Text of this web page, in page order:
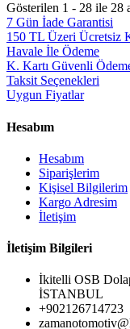
Gösterilen 1 - 28 ile 28
7 Gün İade Garantisi
150 TL Üzeri Ücretsiz
Havale İle Ödeme
K. Kartı Güvenli
Taksit Seçenekleri
Uygun Fiyatlar
Hesabım
Hesabım
Siparişlerim
Kişisel Bilgilerim
Kargo Adresim
İletişim
İletişim Bilgileri
İkitelli OSB
İSTANBUL
+902126714723